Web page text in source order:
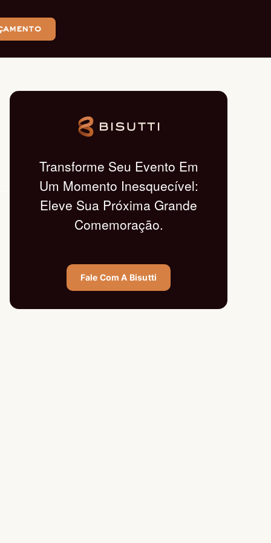
Transforme Seu Evento Em
Um Momento Inesquecível:
Eleve Sua Próxima Grande
Comemoração.
Fale Com A Bisutti